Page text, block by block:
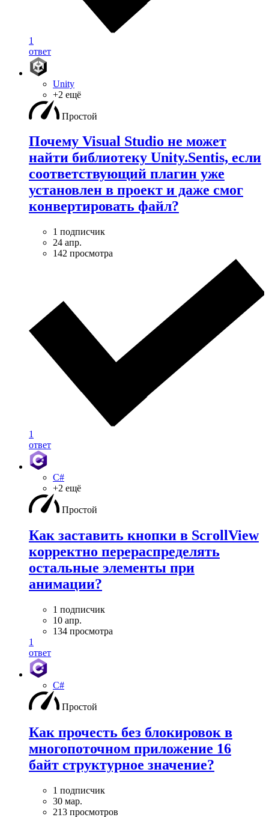
1
ответ
Unity
+2 ещё
Простой
Почему Visual Studio не может
найти библиотеку Unity.Sentis, если
соответствующий плагин уже
установлен в проект и даже смог
конвертировать файл?
1 подписчик
24 апр.
142 просмотра
1
ответ
C#
+2 ещё
Простой
Как заставить кнопки в ScrollView
корректно перераспределять
остальные элементы при
анимации?
1 подписчик
10 апр.
134 просмотра
1
ответ
C#
Простой
Как прочесть без блокировок в
многопоточном приложение 16
байт структурное значение?
1 подписчик
30 мар.
213 просмотров